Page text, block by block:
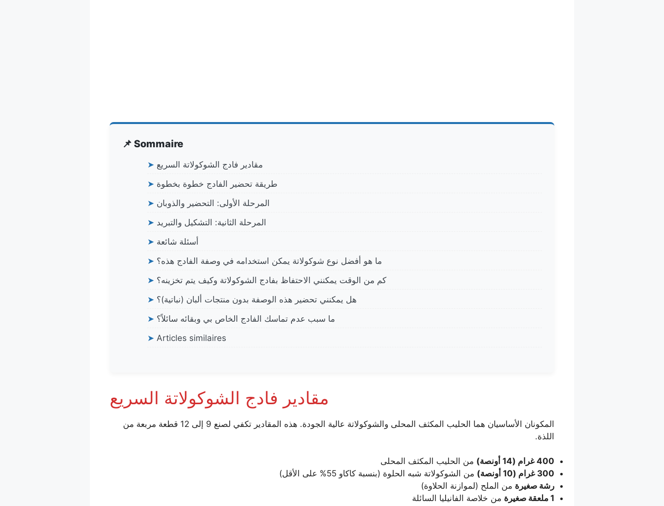
📌 Sommaire
➤ مقادير فادج الشوكولاتة السريع
➤ طريقة تحضير الفادج خطوة بخطوة
➤ المرحلة الأولى: التحضير والذوبان
➤ المرحلة الثانية: التشكيل والتبريد
➤ أسئلة شائعة
➤ ما هو أفضل نوع شوكولاتة يمكن استخدامه في وصفة الفادج هذه؟
➤ كم من الوقت يمكنني الاحتفاظ بفادج الشوكولاتة وكيف يتم تخزينه؟
➤ هل يمكنني تحضير هذه الوصفة بدون منتجات ألبان (نباتية)؟
➤ ما سبب عدم تماسك الفادج الخاص بي وبقائه سائلاً؟
➤ Articles similaires
مقادير فادج الشوكولاتة السريع
المكونان الأساسيان هما الحليب المكثف المحلى والشوكولاتة عالية الجودة. هذه المقادير تكفي لصنع 9 إلى 12 قطعة مربعة من
اللذة.
400 غرام (14 أونصة)
من الحليب المكثف المحلى
300 غرام (10 أونصة)
من الشوكولاتة شبه الحلوة (بنسبة كاكاو 55% على الأقل)
رشة صغيرة من الملح (لموازنة الحلاوة)
1 ملعقة صغيرة
من خلاصة الفانيليا السائلة